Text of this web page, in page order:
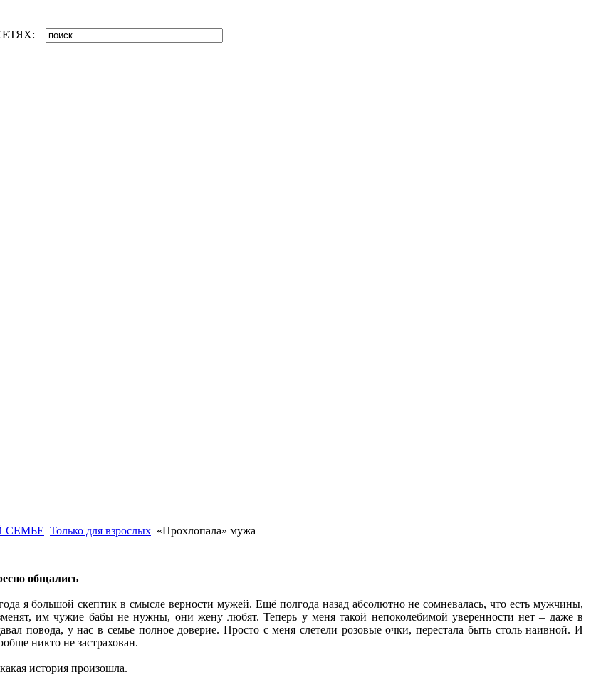
СЕМЬЕ Только для взрослых «Прохлопала» мужа
общались
я большой скептик в смысле верности мужей. Ещё полгода назад абсолютно не сомневалась, что есть мужчины,
им чужие бабы не нужны, они жену любят. Теперь у меня такой непоколебимой уверенности нет – даже в
повода, у нас в семье полное доверие. Просто с меня слетели розовые очки, перестала быть столь наивной. И
никто не застрахован.
история произошла.